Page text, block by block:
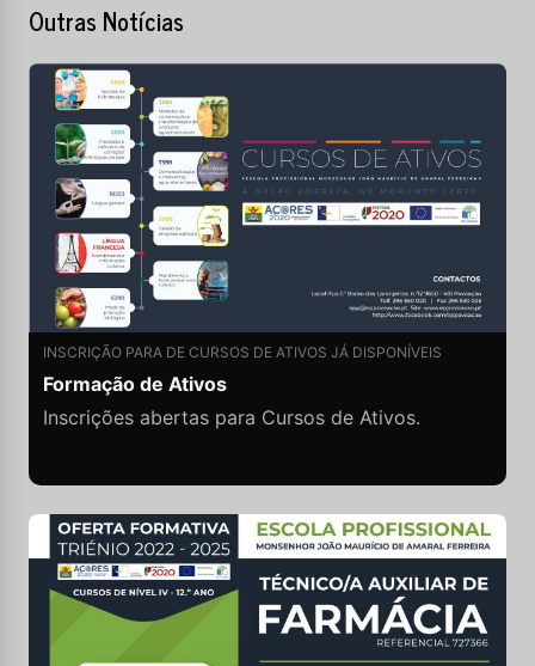
Outras Notícias
INSCRIÇÃO PARA DE CURSOS DE ATIVOS JÁ DISPONÍVEIS
Formação de Ativos
Inscrições abertas para Cursos de Ativos.